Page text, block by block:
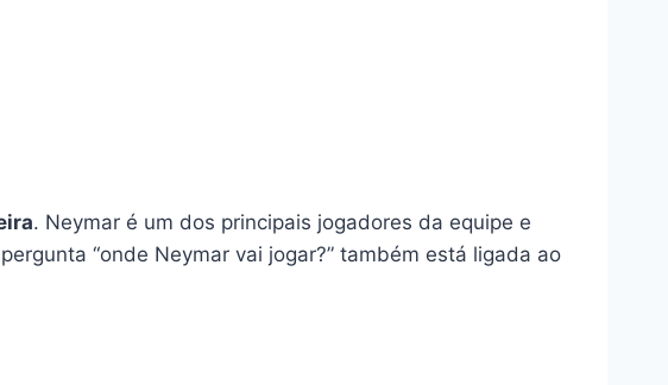
. Neymar é um dos principais jogadores da equipe e
“onde Neymar vai jogar?” também está ligada ao